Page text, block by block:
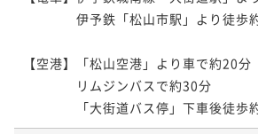
伊予鉄「松山市駅」より徒歩
【空港】「松山空港」より車で約20分
リムジンバスで約30分
「大街道バス停」下車後徒歩